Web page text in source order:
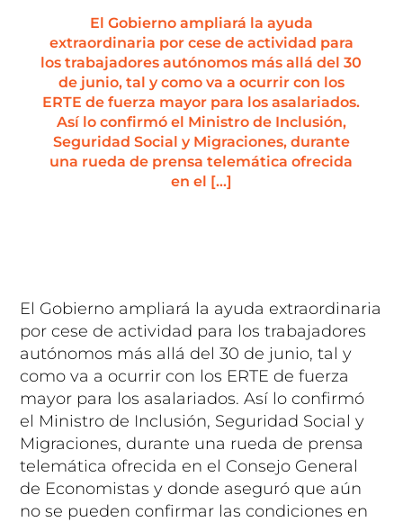
El Gobierno ampliará la ayuda
extraordinaria por cese de actividad para
los trabajadores autónomos más allá del 30
de junio, tal y como va a ocurrir con los
ERTE de fuerza mayor para los asalariados.
Así lo confirmó el Ministro de Inclusión,
Seguridad Social y Migraciones, durante
una rueda de prensa telemática ofrecida
en el […]
El Gobierno ampliará la ayuda extraordinaria
por cese de actividad para los trabajadores
autónomos más allá del 30 de junio, tal y
como va a ocurrir con los ERTE de fuerza
mayor para los asalariados. Así lo confirmó
el Ministro de Inclusión, Seguridad Social y
Migraciones, durante una rueda de prensa
telemática ofrecida en el Consejo General
de Economistas y donde aseguró que aún
no se pueden confirmar las condiciones en